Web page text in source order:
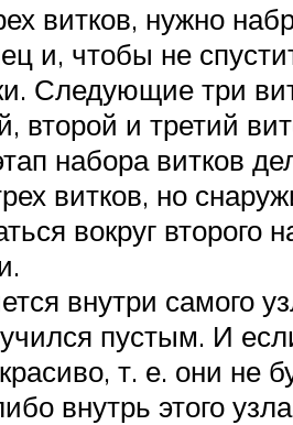
витков, нужно
и, чтобы не
Следующие три
второй и третий
набора витков
витков, но
вокруг второго
внутри самого
пустым. И
т. е. они не
внутрь этого